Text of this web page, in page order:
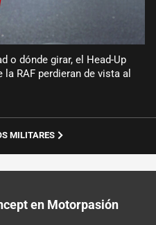
o dónde girar, el Head-Up
RAF perdieran de vista al
MILITARES
en Motorpasión